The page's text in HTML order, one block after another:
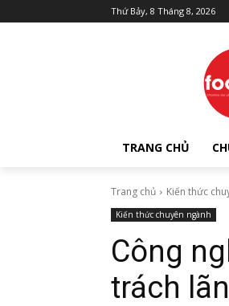
Thứ Bảy, 8 Tháng 8, 2026
TRANG CHỦ
Trang chủ Kiến thức
Kiến thức chuyên ngành
Công
trách